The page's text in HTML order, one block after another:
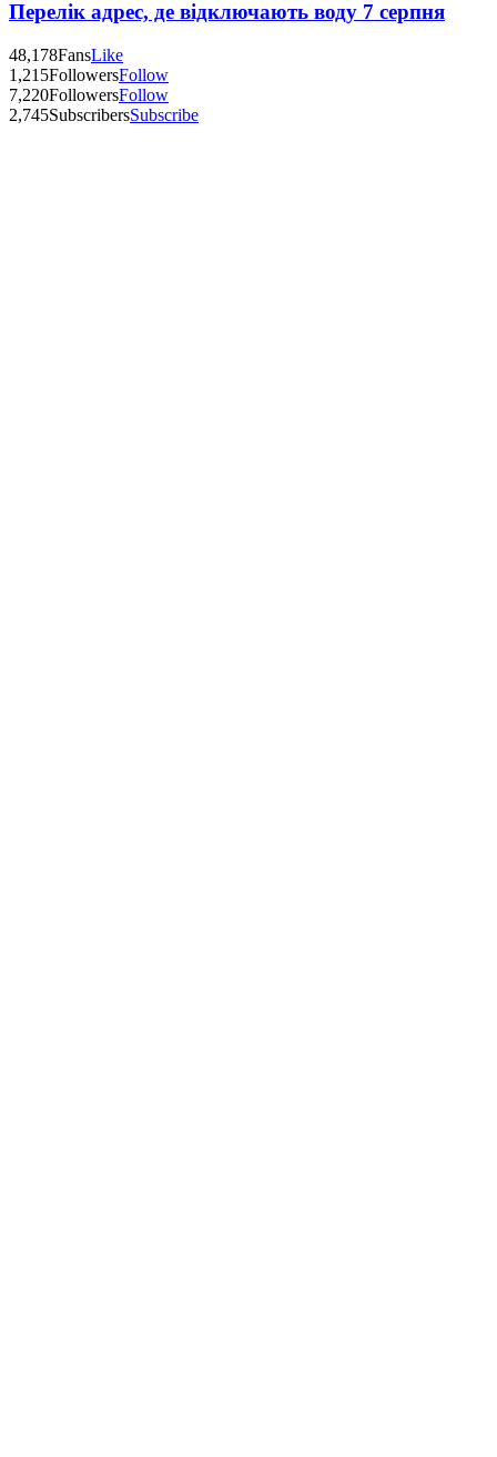
Перелік адрес, де відключають воду 7 серпня
48,178FansLike
1,215FollowersFollow
7,220FollowersFollow
2,745SubscribersSubscribe